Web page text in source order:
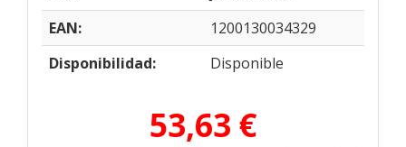
EAN:
1200130034329
Disponibilidad:
Disponible
53,63 €